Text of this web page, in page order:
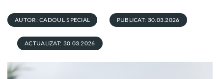
AUTOR: CADOUL SPECIAL PUBLICAT: 30.03.2026
ACTUALIZAT: 30.03.2026